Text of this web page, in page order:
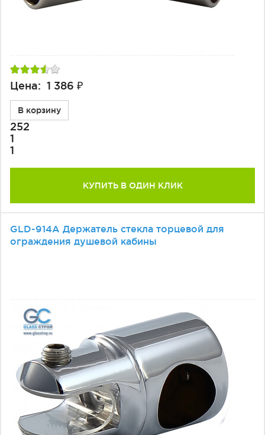
Цена: 1 386 ₽
В корзину
252
1
1
КУПИТЬ В ОДИН КЛИК
GLD-914А Держатель стекла торцевой для
ограждения душевой кабины